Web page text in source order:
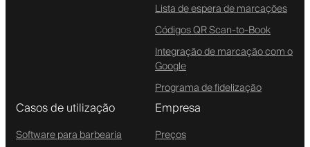
Lista de espera de marcações
Códigos QR Scan-to-Book
Integração de marcação com o
Google
Programa de fidelização
Casos de utilização
Software para barbearia
Empresa
Preços